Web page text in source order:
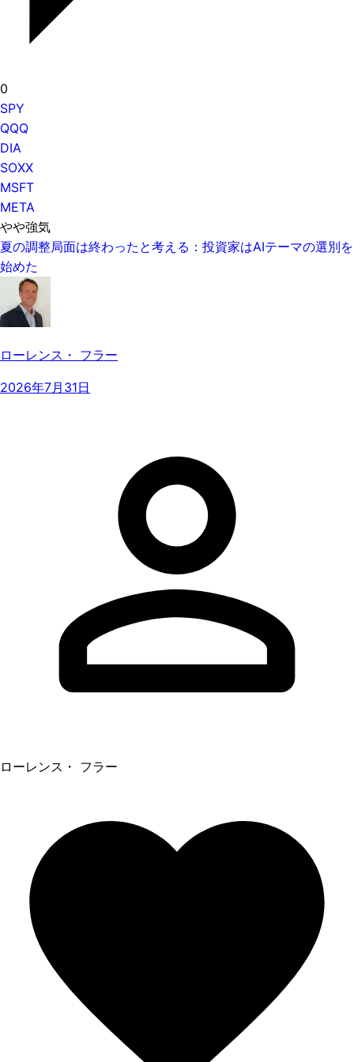
0
SPY
QQQ
DIA
SOXX
MSFT
META
やや強気
夏の調整局面は終わったと考える：投資家はAIテーマの選別を
始めた
ローレンス・ フラー
2026年7月31日
ローレンス・ フラー